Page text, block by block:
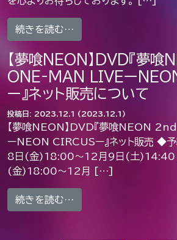
続きを読む…
【夢喰NEON】DVD『夢
ONE-MAN LIVEー
ー』ネット販売について
投稿日: 2023.12.1 (2023.12.1)
【夢喰NEON】DVD『夢喰NEON
ーNEON CIRCUSー』ネット販売 ◆
8日(金)18:00〜12月9日(土
(金)18:00〜12月 […]
続きを読む…